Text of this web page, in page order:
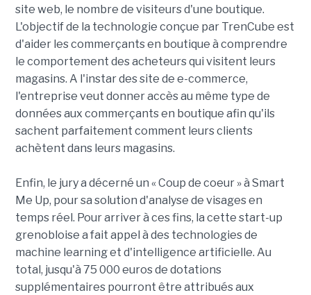
site web, le nombre de visiteurs d'une boutique.
L'objectif de la technologie conçue par TrenCube est
d'aider les commerçants en boutique à comprendre
le comportement des acheteurs qui visitent leurs
magasins. A l'instar des site de e-commerce,
l'entreprise veut donner accès au même type de
données aux commerçants en boutique afin qu'ils
sachent parfaitement comment leurs clients
achètent dans leurs magasins.
Enfin, le jury a décerné un « Coup de coeur » à Smart
Me Up, pour sa solution d'analyse de visages en
temps réel. Pour arriver à ces fins, la cette start-up
grenobloise a fait appel à des technologies de
machine learning et d'intelligence artificielle. Au
total, jusqu'à 75 000 euros de dotations
supplémentaires pourront être attribués aux